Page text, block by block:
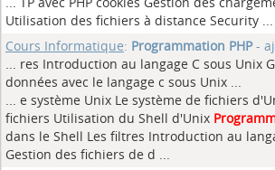
Utilisation des fichiers à distance Security ...
Cours Informatique: Programmation PHP-
... res Introduction au langage C sous Unix
données avec le langage c sous Unix ...
... e système Unix Le système de fichiers
fichiers Utilisation du Shell d'Unix
dans le Shell Les filtres Introduction au
Gestion des fichiers de d ...